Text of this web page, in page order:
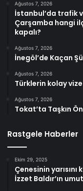
Ağustos 7, 2026
İstanbul’da trafik
Çarşamba hangi
kapalı?
Ağustos 7, 2026
İnegöl’de Kaçan
Ağustos 7, 2026
Türklerin kolay vize
Ağustos 7, 2026
Tokat’ta Taşkın
Rastgele Haberler
Ekim 29, 2025
Çenesinin
İzzet Baldır’ın